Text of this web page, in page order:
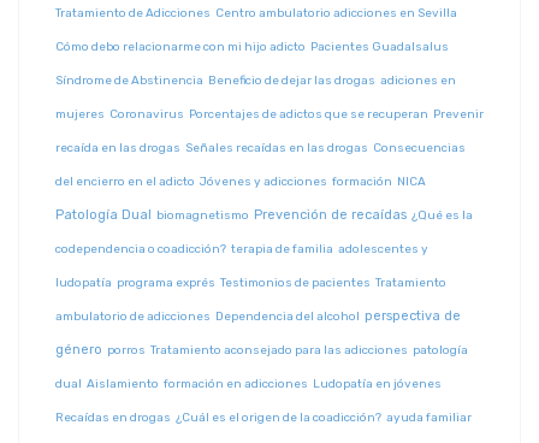
Tratamiento de Adicciones Centro ambulatorio adicciones en Sevilla
Cómo debo relacionarme con mi hijo adicto Pacientes Guadalsalus
Síndrome de Abstinencia Beneficio de dejar las drogas adiciones en
mujeres Coronavirus Porcentajes de adictos que se recuperan Prevenir
recaída en las drogas Señales recaídas en las drogas Consecuencias
del encierro en el adicto Jóvenes y adicciones formación NICA
Patología Dual biomagnetismo Prevención de recaídas ¿Qué es la
codependencia o coadicción? terapia de familia adolescentes y
ludopatía programa exprés Testimonios de pacientes Tratamiento
ambulatorio de adicciones Dependencia del alcohol perspectiva de
género porros Tratamiento aconsejado para las adicciones patología
dual Aislamiento formación en adicciones Ludopatía en jóvenes
Recaídas en drogas ¿Cuál es el origen de la coadicción? ayuda familiar